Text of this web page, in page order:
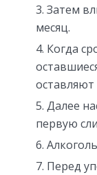
Затем
месяц.
Когда
оставляют
Далее
первую
Перед